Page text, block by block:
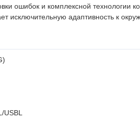
ошибок и комплексной
исключительную адаптивность к